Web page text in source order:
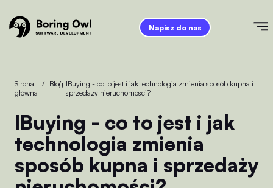
Napisz do nas
Strona
główna
/ Blog
/ iBuying - co to jest i jak technologia zmienia sposób kupna i
sprzedaży nieruchomości?
iBuying - co to jest i jak
technologia zmienia
sposób kupna i sprzedaży